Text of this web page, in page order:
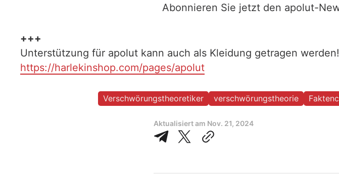
Abonnieren Sie jetzt den apolut-
+++
Unterstützung für apolut kann auch als Kleidung getragen
https://harlekinshop.com/pages/apolut
Verschwörungstheoretiker verschwörungstheorie
Aktualisiert am Nov. 21, 2024